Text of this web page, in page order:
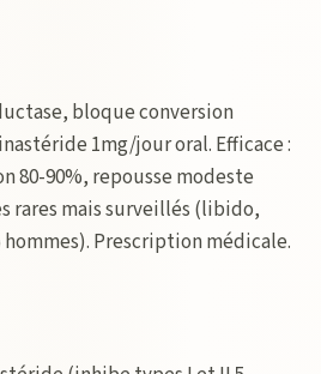
bloque conversion
1mg/jour oral. Efficace :
90%, repousse modeste
rares mais surveillés (libido,
Prescription médicale.